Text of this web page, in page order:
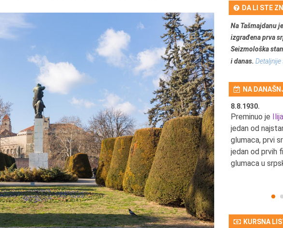
DA LI STE
Na Tašmajdanu
izgrađena prva
Seizmološka
i danas. Detaljnije
NA
8.8.2013.
Preminuo je Dejan Kosanović,
istoričar filma, filmski reditelj,
profesor i dekan Fakulteta
dramskih umetnosti u
Beogradu.
8.8.1930.
Preminuo je
jedan od
glumaca, prvi
jedan od prvih
glumaca u
KURSNA